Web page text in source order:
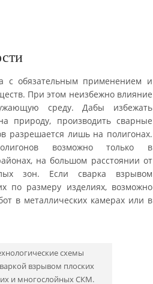
с обязательным применением и
При этом неизбежно влияние
среду. Дабы избежать
природу, производить сварные
разрешается лишь на полигонах.
возможно только в
на большом расстоянии от
зон. Если сварка взрывом
по размеру изделиях, возможно
в металлических камерах или в
схемы
взрывом плоских
и многослойных СКМ.